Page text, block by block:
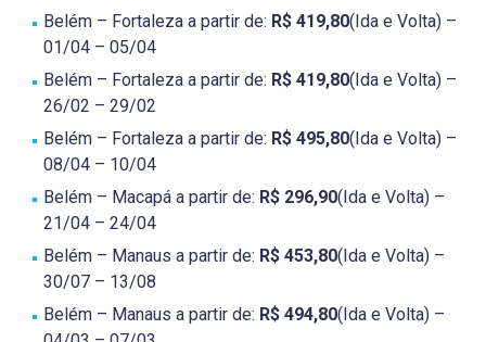
Belém – Fortaleza a partir de: R$ 419,80(Ida e Volta) –
01/04 – 05/04
Belém – Fortaleza a partir de: R$ 419,80(Ida e Volta) –
26/02 – 29/02
Belém – Fortaleza a partir de: R$ 495,80(Ida e Volta) –
08/04 – 10/04
Belém – Macapá a partir de: R$ 296,90(Ida e Volta) –
21/04 – 24/04
Belém – Manaus a partir de: R$ 453,80(Ida e Volta) –
30/07 – 13/08
Belém – Manaus a partir de: R$ 494,80(Ida e Volta) –